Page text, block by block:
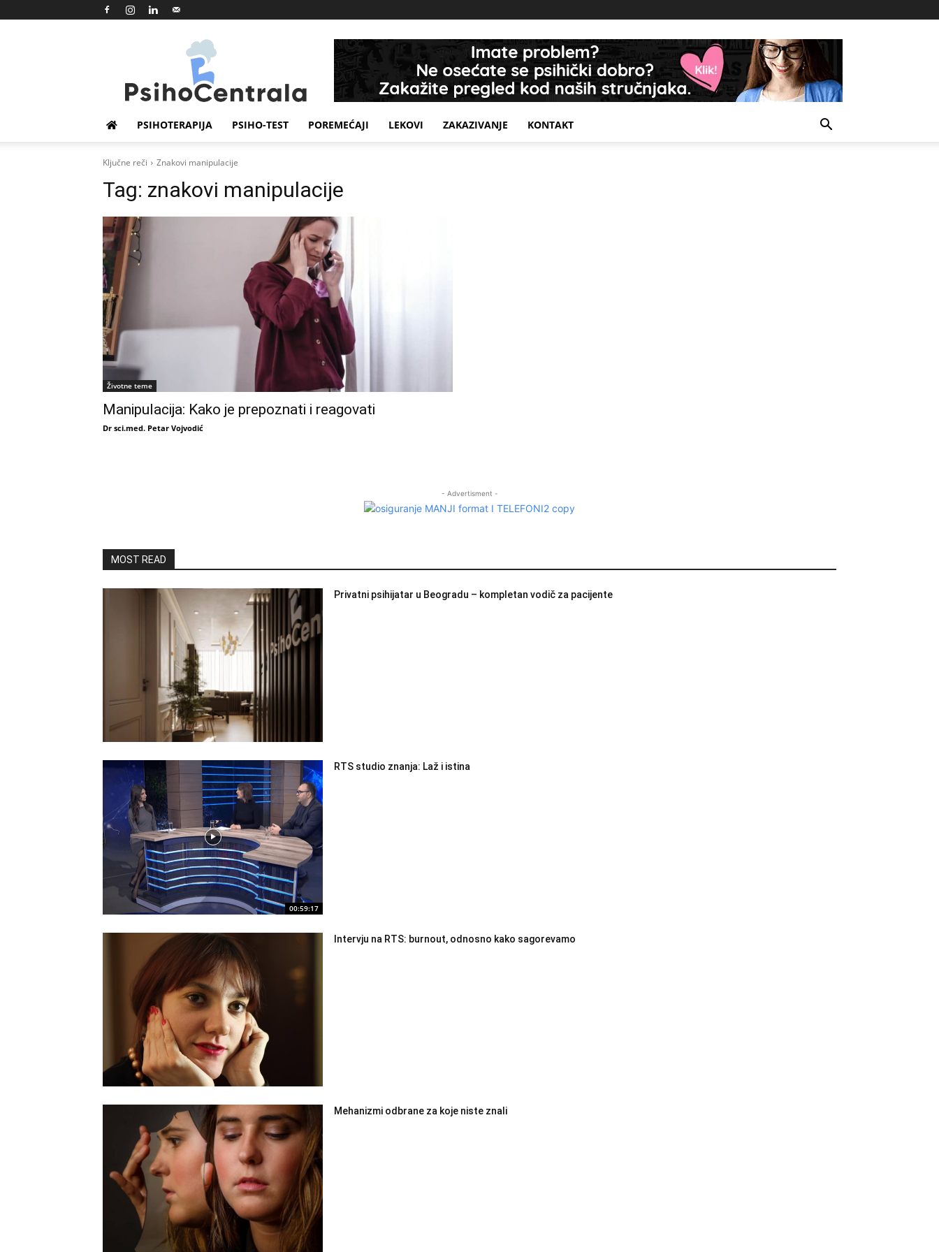
Psihocentrala
PSIHOTERAPIJA PSIHO-TEST POREMEĆAJI LEKOVI ZAKAZIVANJE KONTAKT
Ključne reči Znakovi manipulacije
Tag: znakovi manipulacije
Životne teme
Manipulacija: Kako je prepoznati i reagovati
Dr sci.med. Petar Vojvodić
- Advertisment -
MOST READ
Privatni psihijatar u Beogradu – kompletan vodič za pacijente
00:59:17
RTS studio znanja: Laž i istina
Intervju na RTS: burnout, odnosno kako sagorevamo
Mehanizmi odbrane za koje niste znali